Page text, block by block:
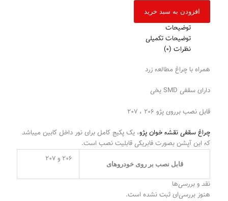
افزودن به سبد خرید
توضیحات
توضیحات تکمیلی
نظرات (0)
همراه با چراغ مطالعه زرد
دارای سقفی SMD یخی
قابل نصب برروی پژو ۲۰۶ ، ۲۰۷
چراغ سقفی نقشه خوان پژو، یک پکیج کامل برای نور داخل کابین میباشد
که این آپشن بصورت فابریکی قابلیت نصب است.
قابل نصب بر روی خودرو‌های
۲۰۶ و ۲۰۷
نقد و بررسی‌ها
هنوز بررسی‌ای ثبت نشده است.